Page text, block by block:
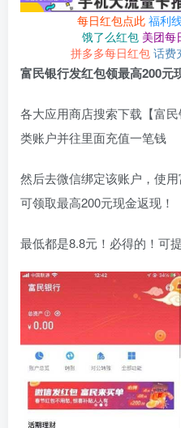
每日红包点此 福利
饿了么红包 美团每
拼多多每日红包 话费
富民银行发红包领最高200元
各大应用商店搜索下载【富
类账户并往里面充值一笔钱
然后去微信绑定该账户，使
可领取最高200元现金返现！
最低都是8.8元！必得的！可